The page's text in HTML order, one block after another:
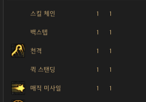
스킬 체인 1 1
백스텝 1 1
천격 1 1
퀵 스탠딩 1 1
매직 미사일 1 1